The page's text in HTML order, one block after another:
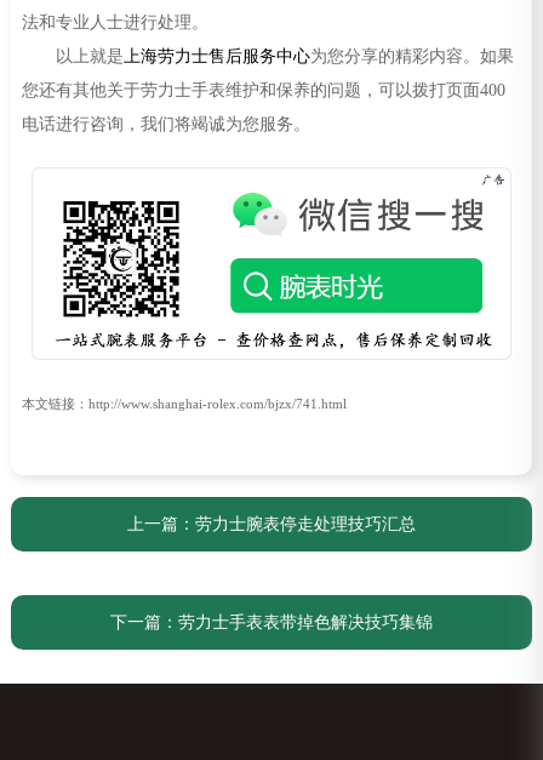
法和专业人士进行处理。
以上就是上海劳力士售后服务中心为您分享的精彩内容。如果
您还有其他关于劳力士手表维护和保养的问题，可以拨打页面400
电话进行咨询，我们将竭诚为您服务。
本文链接：http://www.shanghai-rolex.com/bjzx/741.html
上一篇： 劳力士腕表停走处理技巧汇总
下一篇： 劳力士手表表带掉色解决技巧集锦